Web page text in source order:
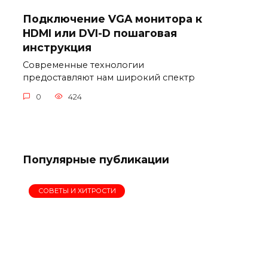
Подключение VGA монитора к
HDMI или DVI-D пошаговая
инструкция
Современные технологии
предоставляют нам широкий спектр
0 424
Популярные публикации
СОВЕТЫ И ХИТРОСТИ